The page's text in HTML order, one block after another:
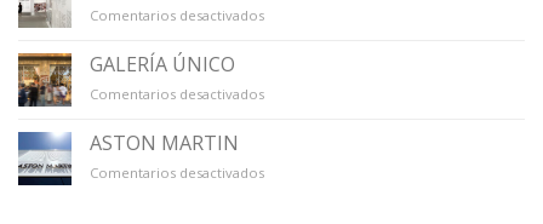
Comentarios desactivadosen
GALERÍA ÚNICO
Comentarios desactivadosen
ASTON MARTIN
Comentarios desactivadosen